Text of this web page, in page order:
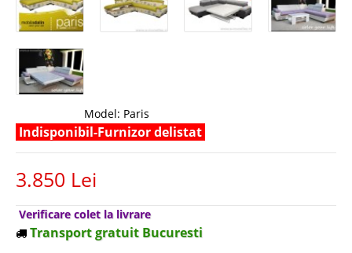
Model: Paris
Indisponibil-Furnizor delistat
3.850 Lei
Verificare colet la livrare
Transport gratuit Bucuresti